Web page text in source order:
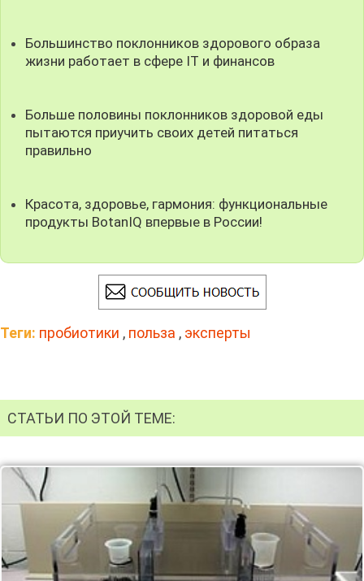
Большинство поклонников здорового образа
жизни работает в сфере IT и финансов
Больше половины поклонников здоровой еды
пытаются приучить своих детей питаться
правильно
Красота, здоровье, гармония: функциональные
продукты BotanIQ впервые в России!
Теги: пробиотики , польза , эксперты
СТАТЬИ ПО ЭТОЙ ТЕМЕ: